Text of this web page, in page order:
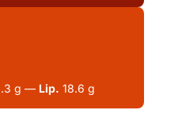
g — Lip. 18.6 g